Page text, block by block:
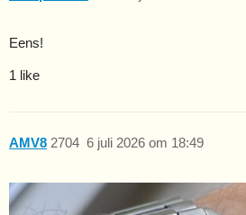
Eens!
1 like
AMV8 6 juli 2026 om 18:49
2704